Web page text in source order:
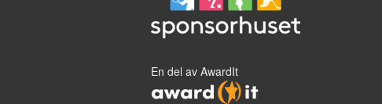
En del av AwardIt